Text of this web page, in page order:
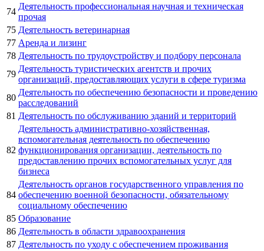
74
Деятельность профессиональная научная и техническая
прочая
75 Деятельность ветеринарная
77 Аренда и лизинг
78 Деятельность по трудоустройству и подбору персонала
79
Деятельность туристических агентств и прочих
организаций, предоставляющих услуги в сфере туризма
80
Деятельность по обеспечению безопасности и проведению
расследований
81 Деятельность по обслуживанию зданий и территорий
82
Деятельность административно-хозяйственная,
вспомогательная деятельность по обеспечению
функционирования организации, деятельность по
предоставлению прочих вспомогательных услуг для
бизнеса
84
Деятельность органов государственного управления по
обеспечению военной безопасности, обязательному
социальному обеспечению
85 Образование
86 Деятельность в области здравоохранения
87 Деятельность по уходу с обеспечением проживания